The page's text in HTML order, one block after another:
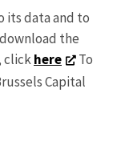
its data and to
the
clickhere
To
Capital